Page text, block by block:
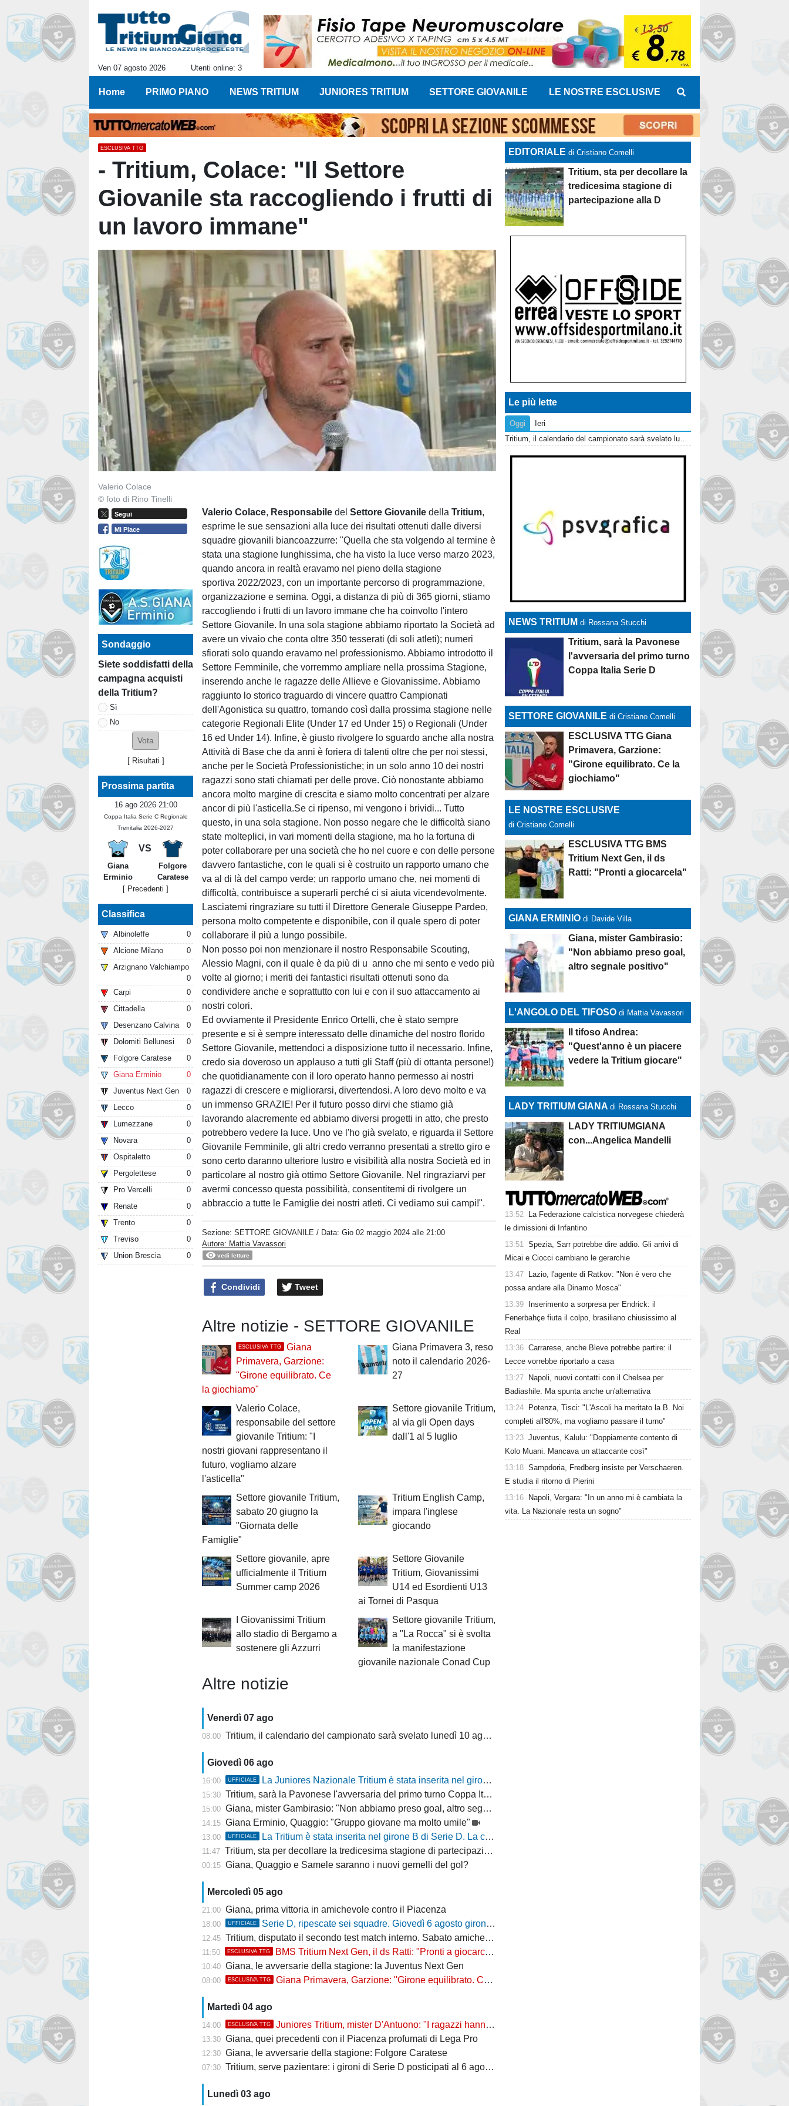
Ven 07 agosto 2026 Utenti online: 3
Home PRIMO PIANO NEWS TRITIUM JUNIORES TRITIUM SETTORE GIOVANILE LE NOSTRE ESCLUSIVE
ESCLUSIVA TTG
- Tritium, Colace: "Il Settore
Giovanile sta raccogliendo i frutti di
un lavoro immane"
Valerio Colace
© foto di Rino Tinelli
Segui
Mi Piace
Sondaggio
Siete soddisfatti della
campagna acquisti
della Tritium?
Sì
No
[ Risultati ]
Prossima partita
16 ago 2026 21:00
Coppa Italia Serie C Regionale
Trenitalia 2026-2027
VS
Giana
Erminio
Folgore
Caratese
[ Precedenti ]
Classifica
Albinoleffe
0
Alcione Milano
0
Arzignano Valchiampo
0
Carpi
0
Cittadella
0
Desenzano Calvina
0
Dolomiti Bellunesi
0
Folgore Caratese
0
Giana Erminio
0
Juventus Next Gen
0
Lecco
0
Lumezzane
0
Novara
0
Ospitaletto
0
Pergolettese
0
Pro Vercelli
0
Renate
0
Trento
0
Treviso
0
Union Brescia
0
Valerio Colace, Responsabile delSettore Giovanile dellaTritium,
esprime le sue sensazioni alla luce dei risultati ottenuti dalle diversi
squadre giovanili biancoazzurre: "Quella che sta volgendo al termine è
stata una stagione lunghissima, che ha visto la luce verso marzo 2023,
quando ancora in realtà eravamo nel pieno della stagione
sportiva 2022/2023, con un importante percorso di programmazione,
organizzazione e semina. Oggi, a distanza di più di 365 giorni, stiamo
raccogliendo i frutti di un lavoro immane che ha coinvolto l'intero
Settore Giovanile. In una sola stagione abbiamo riportato la Società ad
avere un vivaio che conta oltre 350 tesserati (di soli atleti); numeri
sfiorati solo quando eravamo nel professionismo. Abbiamo introdotto il
Settore Femminile, che vorremmo ampliare nella prossima Stagione,
inserendo anche le ragazze delle Allieve e Giovanissime. Abbiamo
raggiunto lo storico traguardo di vincere quattro Campionati
dell'Agonistica su quattro, tornando così dalla prossima stagione nelle
categorie Regionali Elite (Under 17 ed Under 15) o Regionali (Under
16 ed Under 14). Infine, è giusto rivolgere lo sguardo anche alla nostra
Attività di Base che da anni è foriera di talenti oltre che per noi stessi,
anche per le Società Professionistiche; in un solo anno 10 dei nostri
ragazzi sono stati chiamati per delle prove. Ciò nonostante abbiamo
ancora molto margine di crescita e siamo molto concentrati per alzare
ancor di più l'asticella.Se ci ripenso, mi vengono i brividi... Tutto
questo, in una sola stagione. Non posso negare che le difficoltà siano
state molteplici, in vari momenti della stagione, ma ho la fortuna di
poter collaborare per una società che ho nel cuore e con delle persone
davvero fantastiche, con le quali si è costruito un rapporto umano che
va al di là del campo verde; un rapporto umano che, nei momenti di
difficoltà, contribuisce a superarli perché ci si aiuta vicendevolmente.
Lasciatemi ringraziare su tutti il Direttore Generale Giuseppe Pardeo,
persona molto competente e disponibile, con il quale spero di poter
collaborare il più a lungo possibile.
Non posso poi non menzionare il nostro Responsabile Scouting,
Alessio Magni, con il quale è da più di u anno che mi sento e vedo più
volte al giorno; i meriti dei fantastici risultati ottenuti sono da
condividere anche e soprattutto con lui e con il suo attaccamento ai
nostri colori.
Ed ovviamente il Presidente Enrico Ortelli, che è stato sempre
presente e si è sempre interessato delle dinamiche del nostro florido
Settore Giovanile, mettendoci a disposizione tutto il necessario. Infine,
credo sia doveroso un applauso a tutti gli Staff (più di ottanta persone!)
che quotidianamente con il loro operato hanno permesso ai nostri
ragazzi di crescere e migliorarsi, divertendosi. A loro devo molto e va
un immenso GRAZIE! Per il futuro posso dirvi che stiamo già
lavorando alacremente ed abbiamo diversi progetti in atto, che presto
potrebbero vedere la luce. Uno ve l'ho già svelato, e riguarda il Settore
Giovanile Femminile, gli altri credo verranno presentati a stretto giro e
sono certo daranno ulteriore lustro e visibilità alla nostra Società ed in
particolare al nostro già ottimo Settore Giovanile. Nel ringraziarvi per
avermi concesso questa possibilità, consentitemi di rivolgere un
abbraccio a tutte le Famiglie dei nostri atleti. Ci vediamo sui campi!".
Sezione:SETTORE GIOVANILE / Data:Gio 02 maggio 2024 alle 21:00
Autore: Mattia Vavassori
vedi letture
Condividi Tweet
Altre notizie - SETTORE GIOVANILE
ESCLUSIVA TTG
Giana
Primavera, Garzione:
"Girone equilibrato. Ce
la giochiamo"
Giana Primavera 3, reso
noto il calendario 2026-
27
Valerio Colace,
responsabile del settore
giovanile Tritium: "I
nostri giovani rappresentano il
futuro, vogliamo alzare
l'asticella"
Settore giovanile Tritium,
al via gli Open days
dall'1 al 5 luglio
Settore giovanile Tritium,
sabato 20 giugno la
"Giornata delle
Famiglie"
Tritium English Camp,
impara l'inglese
giocando
Settore giovanile, apre
ufficialmente il Tritium
Summer camp 2026
Settore Giovanile
Tritium, Giovanissimi
U14 ed Esordienti U13
ai Tornei di Pasqua
I Giovanissimi Tritium
allo stadio di Bergamo a
sostenere gli Azzurri
Settore giovanile Tritium,
a "La Rocca" si è svolta
la manifestazione
giovanile nazionale Conad Cup
Altre notizie
Venerdì 07 ago
08:00 Tritium, il calendario del campionato sarà svelato lunedì 10 agosto
Giovedì 06 ago
16:00 UFFICIALE La Juniores Nazionale Tritium è stata inserita nel girone C
15:30 Tritium, sarà la Pavonese l'avversaria del primo turno Coppa Italia Serie D
15:00 Giana, mister Gambirasio: "Non abbiamo preso goal, altro segnale positivo"
14:15 Giana Erminio, Quaggio: "Gruppo giovane ma molto umile"
13:00 UFFICIALE La Tritium è stata inserita nel girone B di Serie D. La composizione delle squadre per la stagione 2026/27
11:47 Tritium, sta per decollare la tredicesima stagione di partecipazione alla D
00:15 Giana, Quaggio e Samele saranno i nuovi gemelli del gol?
Mercoledì 05 ago
21:00 Giana, prima vittoria in amichevole contro il Piacenza
18:00 UFFICIALE Serie D, ripescate sei squadre. Giovedì 6 agosto gironi e calendari del campionato 2026/27
12:45 Tritium, disputato il secondo test match interno. Sabato amichevole col Sant'Angelo
11:50 ESCLUSIVA TTG BMS Tritium Next Gen, il ds Ratti: "Pronti a giocarcela"
10:40 Giana, le avversarie della stagione: la Juventus Next Gen
08:00 ESCLUSIVA TTG Giana Primavera, Garzione: "Girone equilibrato. Ce la giochiamo"
Martedì 04 ago
14:00 ESCLUSIVA TTG Juniores Tritium, mister D'Antuono: "I ragazzi hanno già un'impostazione, l'obiettivo è cercare..."
13:30 Giana, quei precedenti con il Piacenza profumati di Lega Pro
12:30 Giana, le avversarie della stagione: Folgore Caratese
07:30 Tritium, serve pazientare: i gironi di Serie D posticipati al 6 agosto
Lunedì 03 ago
EDITORIALE di Cristiano Comelli
Tritium, sta per decollare la
tredicesima stagione di
partecipazione alla D
Le più lette
Oggi
Ieri
Tritium, il calendario del campionato sarà svelato lunedì 10 agosto
NEWS TRITIUM di Rossana Stucchi
Tritium, sarà la Pavonese
l'avversaria del primo turno
Coppa Italia Serie D
SETTORE GIOVANILE di Cristiano Comelli
ESCLUSIVA TTG Giana
Primavera, Garzione:
"Girone equilibrato. Ce la
giochiamo"
LE NOSTRE ESCLUSIVE
di Cristiano Comelli
ESCLUSIVA TTG BMS
Tritium Next Gen, il ds
Ratti: "Pronti a giocarcela"
GIANA ERMINIO di Davide Villa
Giana, mister Gambirasio:
"Non abbiamo preso goal,
altro segnale positivo"
L'ANGOLO DEL TIFOSO di Mattia Vavassori
Il tifoso Andrea:
"Quest'anno è un piacere
vedere la Tritium giocare"
LADY TRITIUM GIANA di Rossana Stucchi
LADY TRITIUMGIANA
con...Angelica Mandelli
13:52
La Federazione calcistica norvegese chiederà
le dimissioni di Infantino
13:51 Spezia, Sarr potrebbe dire addio. Gli arrivi di
Micai e Ciocci cambiano le gerarchie
13:47
Lazio, l'agente di Ratkov: "Non è vero che
possa andare alla Dinamo Mosca"
13:39
Inserimento a sorpresa per Endrick: il
Fenerbahçe fiuta il colpo, brasiliano chiusissimo al
Real
13:36 Carrarese, anche Bleve potrebbe partire: il
Lecce vorrebbe riportarlo a casa
13:27
Napoli, nuovi contatti con il Chelsea per
Badiashile. Ma spunta anche un'alternativa
13:24
Potenza, Tisci: "L'Ascoli ha meritato la B. Noi
completi all'80%, ma vogliamo passare il turno"
13:23 Juventus, Kalulu: "Doppiamente contento di
Kolo Muani. Mancava un attaccante così"
13:18 Sampdoria, Fredberg insiste per Verschaeren.
E studia il ritorno di Pierini
13:16
Napoli, Vergara: "In un anno mi è cambiata la
vita. La Nazionale resta un sogno"